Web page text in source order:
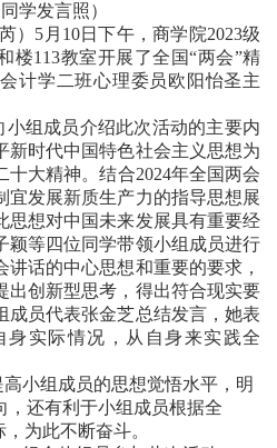
同学发言照）
）5月10日下午， 商学院2023级
楼113教室开展了全国“两会”精
计学二班心理委员欧阳怡圣主
组成员介绍此次活动的主要内
新时代中国特色社会主义思想为
大精神。结合2024年全国两会
宜发展新质生产力的指导思想展
思想对中国未来发展具有重要经
颖等四位同学带领小组成员进行
话的中心思想和重要的要求，
出创新型思考，得出符合现实要
成员代表张金芝总结发言，她表
身实际情况，从自身来实践全
小组成员的思想觉悟水平，明
，还有利于小组成员根据全
为此不断奋斗。